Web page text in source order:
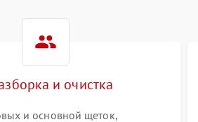
и очистка
и основной щеток,